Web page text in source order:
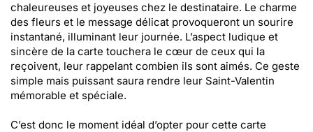
chaleureuses et joyeuses chez le destinataire. Le charme
des fleurs et le message délicat provoqueront un sourire
instantané, illuminant leur journée. L’aspect ludique et
sincère de la carte touchera le cœur de ceux qui la
reçoivent, leur rappelant combien ils sont aimés. Ce geste
simple mais puissant saura rendre leur Saint-Valentin
mémorable et spéciale.
C’est donc le moment idéal d’opter pour cette carte